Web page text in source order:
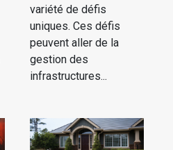
variété de défis
uniques. Ces défis
peuvent aller de la
gestion des
infrastructures...